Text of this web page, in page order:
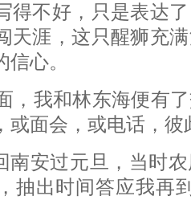
得不好，只是表达
天涯，这只醒狮充
心。
我和林东海便有了
或面会，或电话，彼
安过元旦，当时农
抽出时间答应我再